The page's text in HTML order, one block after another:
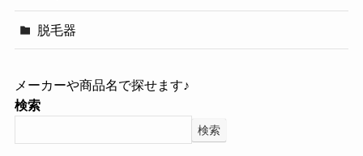
脱毛器
メーカーや商品名で探せます♪
検索
検索